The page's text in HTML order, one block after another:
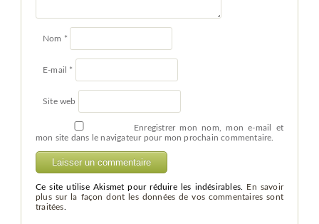
Nom *
E-mail *
Site web
Enregistrer mon nom, mon e-mail et
mon site dans le navigateur pour mon prochain commentaire.
Ce site utilise Akismet pour réduire les indésirables. En savoir
plus sur la façon dont les données de vos commentaires sont
traitées.